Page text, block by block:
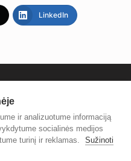
LinkedIn
ir analizuotume informaciją
socialinės medijos
turinį ir reklamas.
Sužinoti